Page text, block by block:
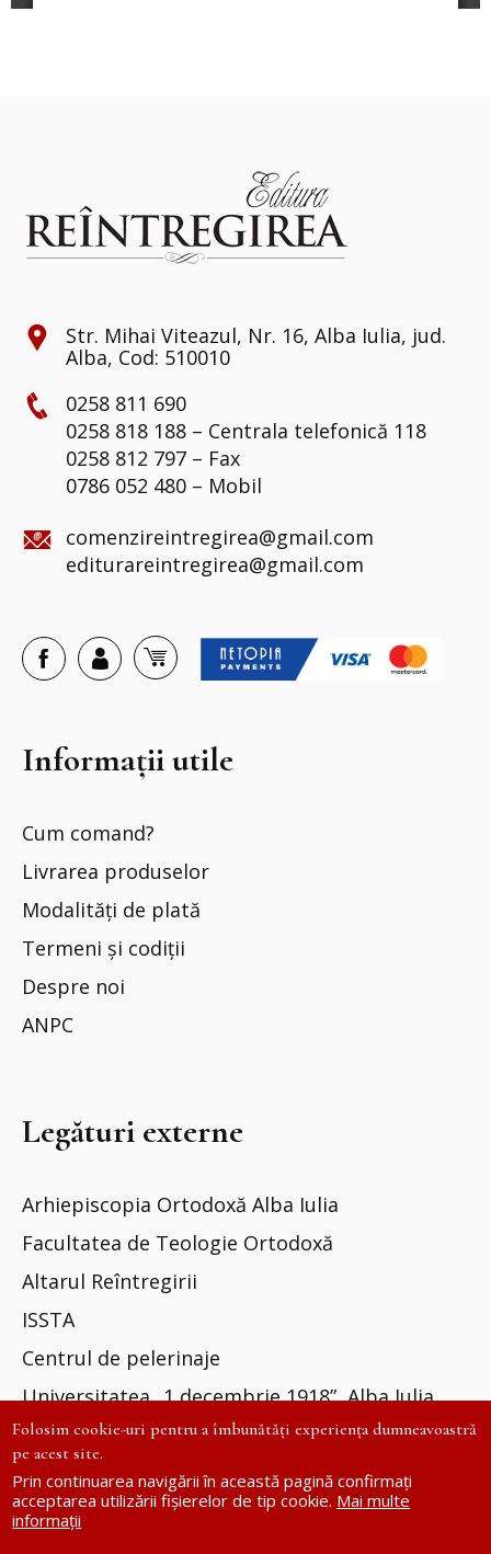
Str. Mihai Viteazul, Nr. 16, Alba Iulia, jud.
Alba, Cod: 510010
0258 811 690
0258 818 188 – Centrala telefonică 118
0258 812 797 – Fax
0786 052 480 – Mobil
comenzireintregirea@gmail.com
editurareintregirea@gmail.com
Informații utile
Cum comand?
Livrarea produselor
Modalități de plată
Termeni și codiții
Despre noi
ANPC
Legături externe
Arhiepiscopia Ortodoxă Alba Iulia
Facultatea de Teologie Ortodoxă
Altarul Reîntregirii
ISSTA
Centrul de pelerinaje
Universitatea „1 decembrie 1918”, Alba Iulia
Site dezvoltat de
Folosim cookie-uri pentru a îmbunătăți experiența dumneavoastră
pe acest site.
Prin continuarea navigării în această pagină confirmați
acceptarea utilizării fișierelor de tip cookie. Mai multe
informații